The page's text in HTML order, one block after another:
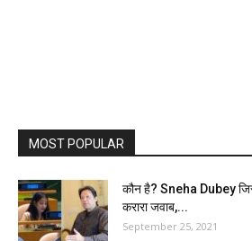
MOST POPULAR
कौन है? Sneha Dubey
करारा जवाब,...
September 25, 2021